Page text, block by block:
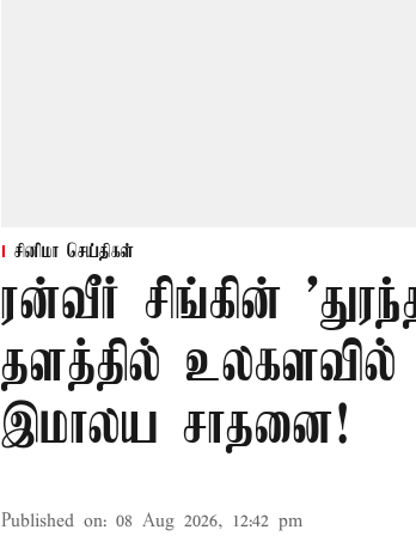
சினிமா செய்திகள்
ரன்வீர் சிங்கின்
தளத்தில் உலகளவில்
இமாலய சாதனை!
Published on: 08 Aug 2026, 12:42 pm